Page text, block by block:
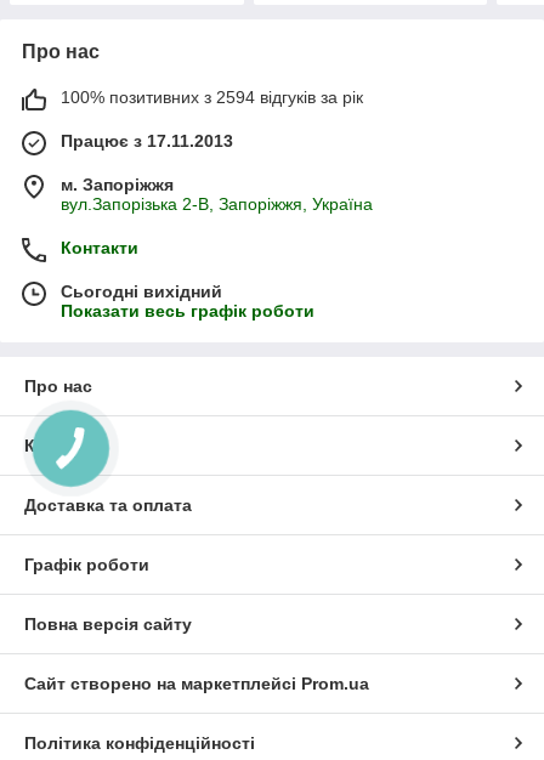
Про нас
100% позитивних з 2594 відгуків за рік
Працює з 17.11.2013
м. Запоріжжя
вул.Запорізька 2-В, Запоріжжя, Україна
Контакти
Сьогодні вихідний
Показати весь графік роботи
Про нас
Контакти
Доставка та оплата
Графік роботи
Повна версія сайту
Сайт створено на маркетплейсі Prom.ua
Політика конфіденційності